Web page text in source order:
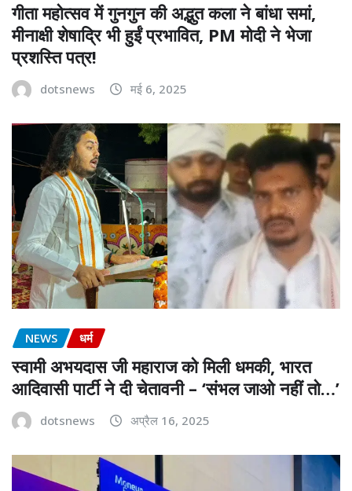
गीता महोत्सव में गुनगुन की अद्भुत कला ने बांधा समां,
मीनाक्षी शेषाद्रि भी हुईं प्रभावित, PM मोदी ने भेजा
प्रशस्ति पत्र!
dotsnews मई 6, 2025
NEWS धर्म
स्वामी अभयदास जी महाराज को मिली धमकी, भारत
आदिवासी पार्टी ने दी चेतावनी – ‘संभल जाओ नहीं तो…’
dotsnews अप्रैल 16, 2025